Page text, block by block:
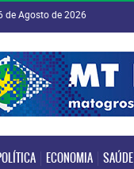
de Agosto de 2026
ECONOMIA SAÚDE
ECONOMIA